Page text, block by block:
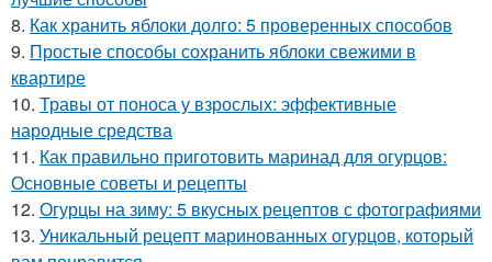
8. Как хранить яблоки долго: 5 проверенных способов
9. Простые способы сохранить яблоки свежими в
квартире
10. Травы от поноса у взрослых: эффективные
народные средства
11. Как правильно приготовить маринад для огурцов:
Основные советы и рецепты
12. Огурцы на зиму: 5 вкусных рецептов с фотографиями
13. Уникальный рецепт маринованных огурцов, который